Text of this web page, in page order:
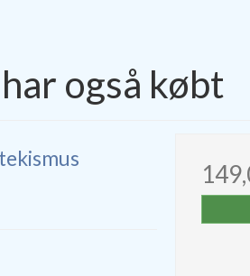
også købt